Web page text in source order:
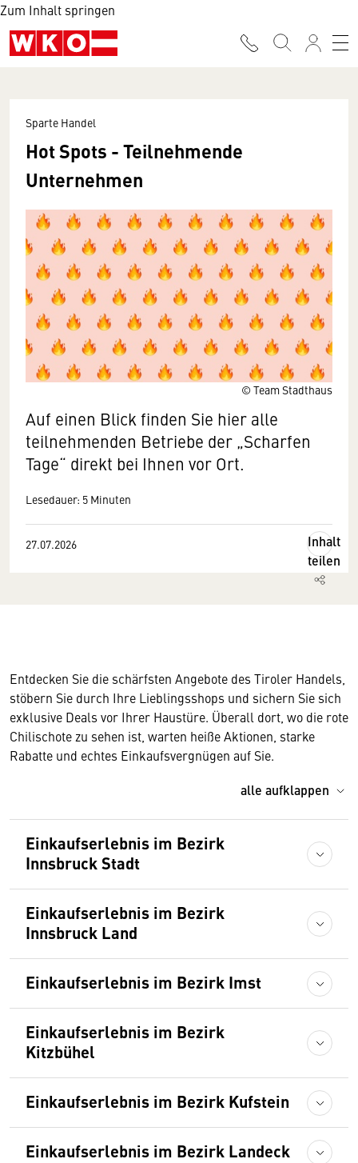
Zum Inhalt springen
© Team Stadthaus
Sparte Handel
Hot Spots - Teilnehmende
Unternehmen
Auf einen Blick finden Sie hier alle
teilnehmenden Betriebe der „Scharfen
Tage“ direkt bei Ihnen vor Ort.
Lesedauer: 5 Minuten
27.07.2026
Inhalt
teilen
Entdecken Sie die schärfsten Angebote des Tiroler Handels,
stöbern Sie durch Ihre Lieblingsshops und sichern Sie sich
exklusive Deals vor Ihrer Haustüre. Überall dort, wo die rote
Chilischote zu sehen ist, warten heiße Aktionen, starke
Rabatte und echtes Einkaufsvergnügen auf Sie.
alle aufklappen
Einkaufserlebnis im Bezirk
Innsbruck Stadt
Einkaufserlebnis im Bezirk
Innsbruck Land
Einkaufserlebnis im Bezirk Imst
Einkaufserlebnis im Bezirk
Kitzbühel
Einkaufserlebnis im Bezirk Kufstein
Einkaufserlebnis im Bezirk Landeck